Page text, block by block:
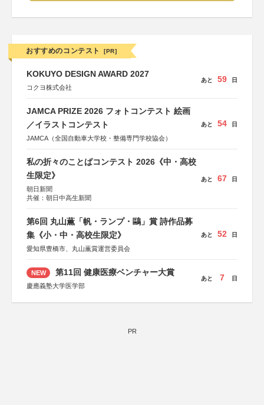
おすすめのコンテスト [PR]
KOKUYO DESIGN AWARD 2027
コクヨ株式会社
あと 59 日
JAMCA PRIZE 2026 フォトコンテスト 絵画
／イラストコンテスト
JAMCA（全国自動車大学校・整備専門学校協会）
あと 54 日
私の折々のことばコンテスト 2026《中・高校
生限定》
朝日新聞
共催：朝日中高生新聞
あと 67 日
第6回 丸山薫「帆・ランプ・鷗」賞 詩作品募
集《小・中・高校生限定》
愛知県豊橋市、丸山薫賞運営委員会
あと 52 日
NEW 第11回 健康医療ベンチャー大賞
慶應義塾大学医学部
あと 7 日
PR